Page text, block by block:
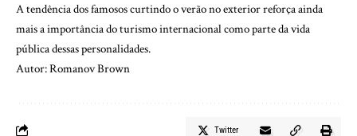
A tendência dos famosos curtindo o verão no exterior reforça ainda
mais a importância do turismo internacional como parte da vida
pública dessas personalidades.
Autor: Romanov Brown
Twitter